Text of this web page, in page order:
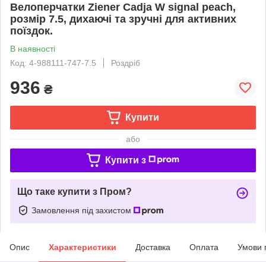
Велоперчатки Ziener Cadja W signal peach,
розмір 7.5, дихаючі та зручні для активних
поїздок.
В наявності
Код: 4-988111-747-7.5
Роздріб
936 ₴
Купити
або
Купити з
Що таке купити з Пром?
Замовлення під захистом
Опис Характеристики Доставка Оплата Умови